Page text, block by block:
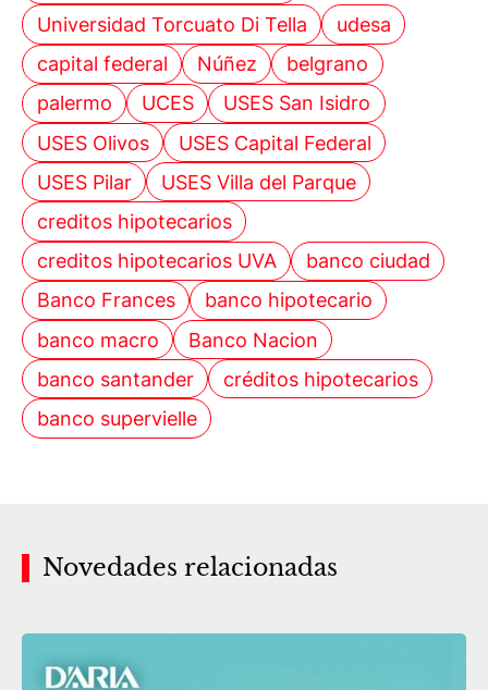
Universidad Torcuato Di Tella
udesa
capital federal
Núñez
belgrano
palermo
UCES
USES San Isidro
USES Olivos
USES Capital Federal
USES Pilar
USES Villa del Parque
creditos hipotecarios
creditos hipotecarios UVA
banco ciudad
Banco Frances
banco hipotecario
banco macro
Banco Nacion
banco santander
créditos hipotecarios
banco supervielle
Novedades relacionadas